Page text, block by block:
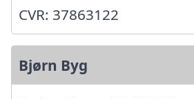
CVR: 37863122
Bjørn Byg